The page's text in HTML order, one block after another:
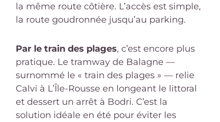
la même route côtière. L’accès est simple,
la route goudronnée jusqu’au parking.
Par le train des plages, c’est encore plus
pratique. Le tramway de Balagne —
surnommé le « train des plages » — relie
Calvi à L’Île-Rousse en longeant le littoral
et dessert un arrêt à Bodri. C’est la
solution idéale en été pour éviter les